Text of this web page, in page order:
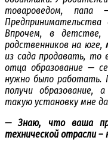
товароведом, папа
Впрочем, в
родственников на юге,
из сада продавать, то
отца образование —
нужно было работать.
получи
такую установку мне
— Знаю, что ваша
технической отрасли –